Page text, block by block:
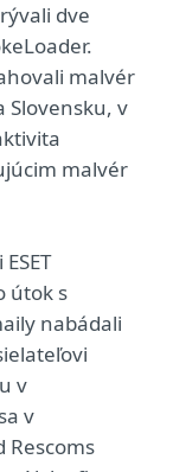
dve
malvér
Slovensku, v
malvér
útok s
nabádali
v
v
Rescoms